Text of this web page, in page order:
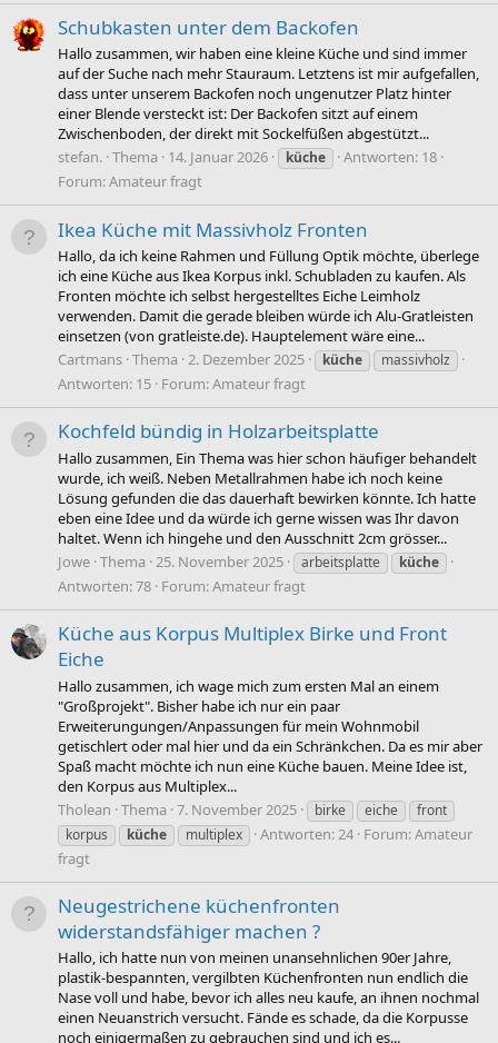
Schubkasten unter dem Backofen
Hallo zusammen, wir haben eine kleine Küche und sind immer
auf der Suche nach mehr Stauraum. Letztens ist mir aufgefallen,
dass unter unserem Backofen noch ungenutzer Platz hinter
einer Blende versteckt ist: Der Backofen sitzt auf einem
Zwischenboden, der direkt mit Sockelfüßen abgestützt...
stefan. Thema 14. Januar 2026 küche
Antworten: 18
Forum:Amateur fragt
Ikea Küche mit Massivholz Fronten
Hallo, da ich keine Rahmen und Füllung Optik möchte, überlege
ich eine Küche aus Ikea Korpus inkl. Schubladen zu kaufen. Als
Fronten möchte ich selbst hergestelltes Eiche Leimholz
verwenden. Damit die gerade bleiben würde ich Alu-Gratleisten
einsetzen (von gratleiste.de). Hauptelement wäre eine...
Cartmans Thema 2. Dezember 2025 küche massivholz
Antworten: 15 Forum:Amateur fragt
Kochfeld bündig in Holzarbeitsplatte
Hallo zusammen, Ein Thema was hier schon häufiger behandelt
wurde, ich weiß. Neben Metallrahmen habe ich noch keine
Lösung gefunden die das dauerhaft bewirken könnte. Ich hatte
eben eine Idee und da würde ich gerne wissen was Ihr davon
haltet. Wenn ich hingehe und den Ausschnitt 2cm grösser...
Jowe Thema 25. November 2025 arbeitsplatte küche
Antworten: 78 Forum:Amateur fragt
Küche aus Korpus Multiplex Birke und Front
Eiche
Hallo zusammen, ich wage mich zum ersten Mal an einem
"Großprojekt". Bisher habe ich nur ein paar
Erweiterungungen/Anpassungen für mein Wohnmobil
getischlert oder mal hier und da ein Schränkchen. Da es mir aber
Spaß macht möchte ich nun eine Küche bauen. Meine Idee ist,
den Korpus aus Multiplex...
Tholean Thema 7. November 2025 birke eiche
front
korpus
küche multiplex Antworten: 24 Forum:Amateur
fragt
Neugestrichene küchenfronten
widerstandsfähiger machen ?
Hallo, ich hatte nun von meinen unansehnlichen 90er Jahre,
plastik-bespannten, vergilbten Küchenfronten nun endlich die
Nase voll und habe, bevor ich alles neu kaufe, an ihnen nochmal
einen Neuanstrich versucht. Fände es schade, da die Korpusse
noch einigermaßen zu gebrauchen sind und ich es...